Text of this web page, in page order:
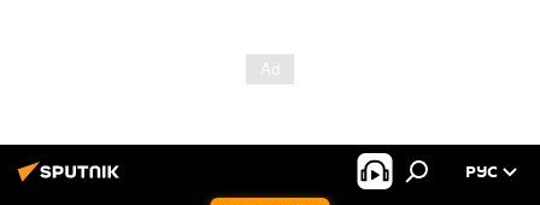
РУС